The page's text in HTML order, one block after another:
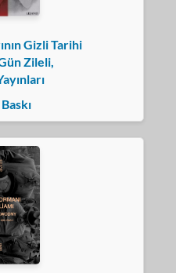
Gizli Tarihi
Zileli,